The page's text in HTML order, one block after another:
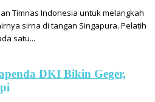
Timnas Indonesia untuk melangkah
sirna di tangan Singapura. Pelatih
satu...
DKI Bikin Geger,